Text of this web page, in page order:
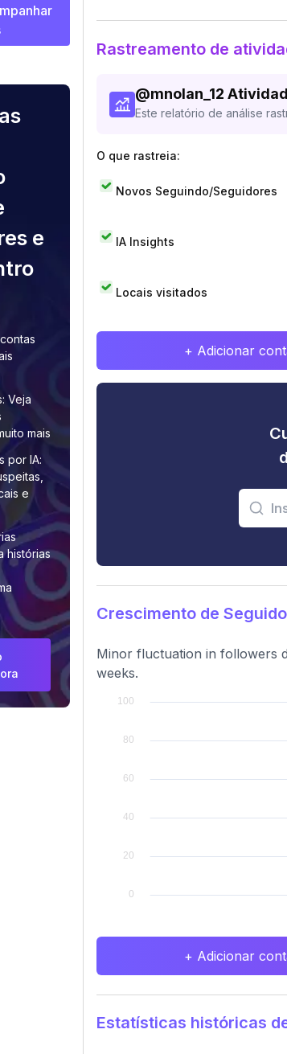
e
Veja
mais
por IA:
e
histórias
Rastreamento de
@mnolan_12
Este relatório de análise
O que rastreia:
Novos Seguindo/Seguidores
IA Insights
Locais visitados
+ Adicionar
Crescimento de
Minor fluctuation in followers
weeks.
+ Adicionar
Estatísticas históricas